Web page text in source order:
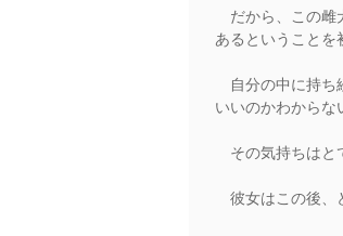
だから、この雌
あるということを
自分の中に持ち
いいのかわからな
その気持ちはと
彼女はこの後、